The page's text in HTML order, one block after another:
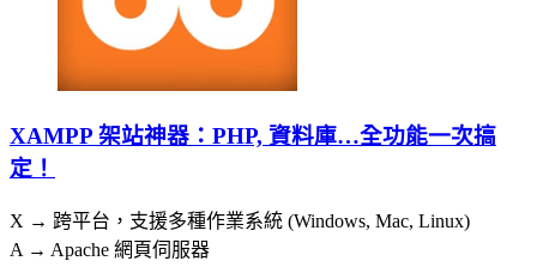
XAMPP 架站神器：PHP, 資料庫…全功能一次搞
定！
X → 跨平台，支援多種作業系統 (Windows, Mac, Linux)
A → Apache 網頁伺服器